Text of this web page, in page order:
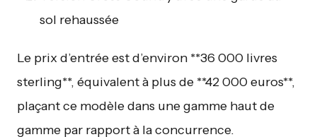
sol rehaussée
Le prix d’entrée est d’environ **36 000 livres
sterling**, équivalent à plus de **42 000 euros**,
plaçant ce modèle dans une gamme haut de
gamme par rapport à la concurrence.